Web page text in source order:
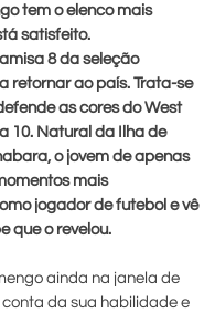
tem o elenco mais
satisfeito.
8 da seleção
retornar ao país. Trata-se
as cores do West
10. Natural da Ilha de
o jovem de apenas
mais
jogador de futebol e vê
que o revelou.
ainda na janela de
da sua habilidade e